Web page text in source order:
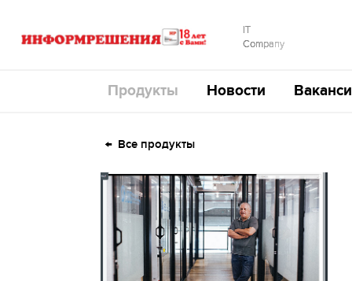
IT
Company
Продукты Новости
Все продукты